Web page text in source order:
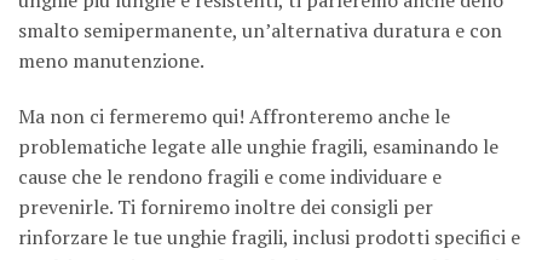
smalto semipermanente, un’alternativa duratura e con
meno manutenzione.
Ma non ci fermeremo qui! Affronteremo anche le
problematiche legate alle unghie fragili, esaminando le
cause che le rendono fragili e come individuare e
prevenirle. Ti forniremo inoltre dei consigli per
rinforzare le tue unghie fragili, inclusi prodotti specifici e